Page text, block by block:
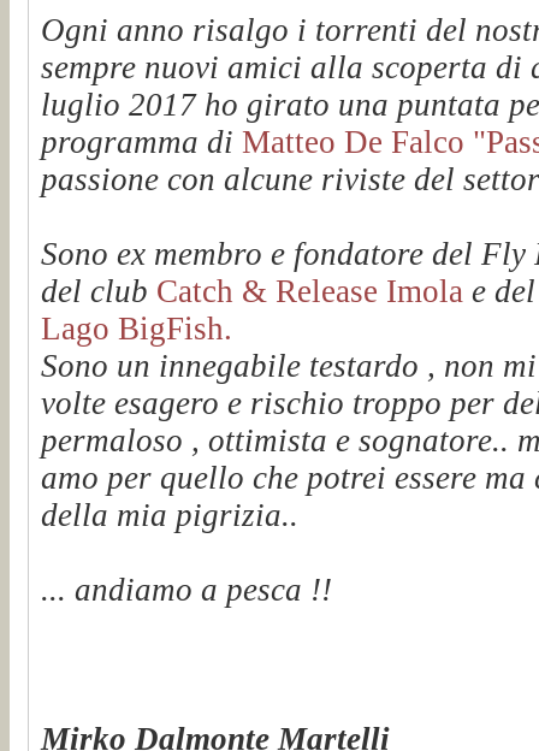
Ogni anno risalgo i torrenti del
sempre nuovi amici alla scoperta di
luglio 2017 ho girato una puntata
programma di Matteo De Falco
passione con alcune riviste del
Sono ex membro e fondatore del
del club Catch & Release Imola e
Lago BigFish.
Sono un innegabile testardo , non
volte esagero e rischio troppo per
permaloso , ottimista e sognatore..
amo per quello che potrei essere
della mia pigrizia..
... andiamo a pesca !!
Mirko Dalmonte Martelli